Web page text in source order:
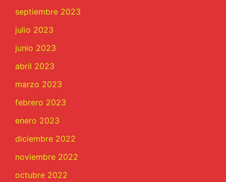
septiembre 2023
julio 2023
junio 2023
abril 2023
marzo 2023
febrero 2023
enero 2023
diciembre 2022
noviembre 2022
octubre 2022